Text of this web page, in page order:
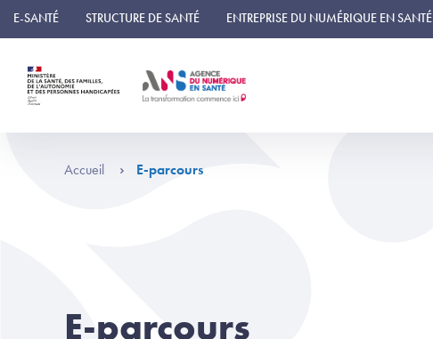
Panneau de gestion des cookies
E-SANTÉ STRUCTURE DE SANTÉ ENTREPRISE DU NUMÉRIQUE EN SANTÉ
Accueil E-parcours
E-parcours